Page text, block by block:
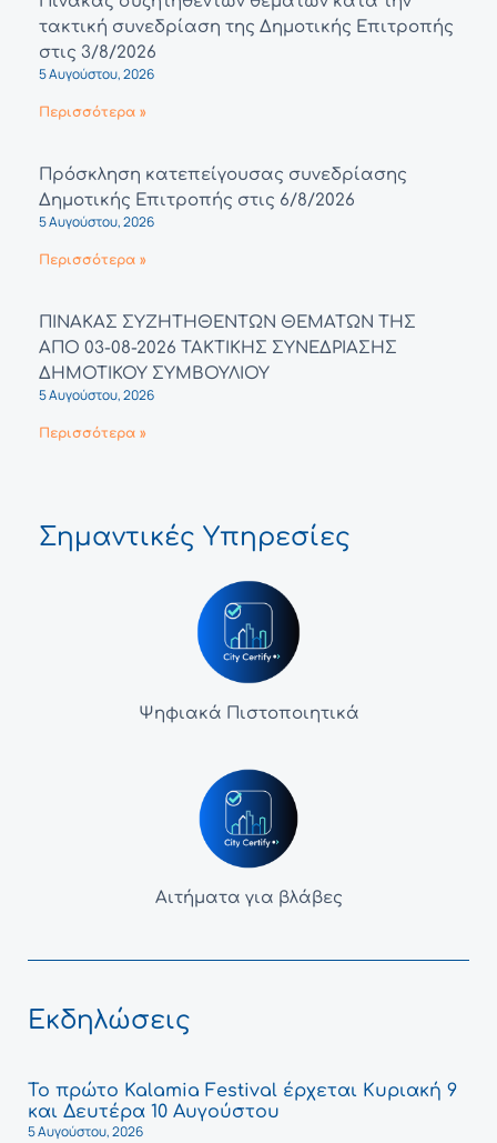
τακτική συνεδρίαση της Δημοτικής Επιτροπής
στις 3/8/2026
5 Αυγούστου, 2026
Περισσότερα »
Πρόσκληση κατεπείγουσας συνεδρίασης
Δημοτικής Επιτροπής στις 6/8/2026
5 Αυγούστου, 2026
Περισσότερα »
ΠΙΝΑΚΑΣ ΣΥΖΗΤΗΘΕΝΤΩΝ ΘΕΜΑΤΩΝ ΤΗΣ
ΑΠΟ 03-08-2026 ΤΑΚΤΙΚΗΣ ΣΥΝΕΔΡΙΑΣΗΣ
ΔΗΜΟΤΙΚΟΥ ΣΥΜΒΟΥΛΙΟΥ
5 Αυγούστου, 2026
Περισσότερα »
Σημαντικές Υπηρεσίες
Ψηφιακά Πιστοποιητικά
Αιτήματα για βλάβες
Εκδηλώσεις
Το πρώτο Kalamia Festival έρχεται Κυριακή 9
και Δευτέρα 10 Αυγούστου
5 Αυγούστου, 2026